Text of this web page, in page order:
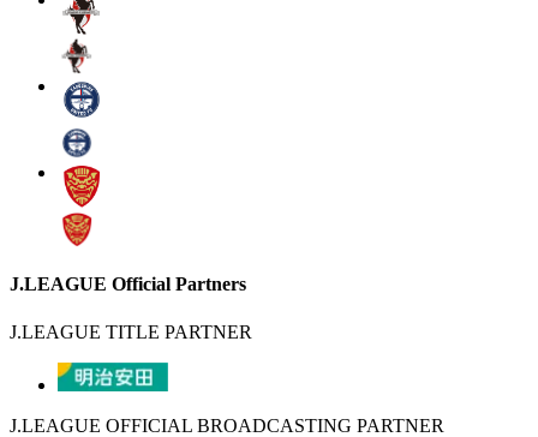
J.LEAGUE Official Partners
J.LEAGUE TITLE PARTNER
J.LEAGUE OFFICIAL BROADCASTING PARTNER